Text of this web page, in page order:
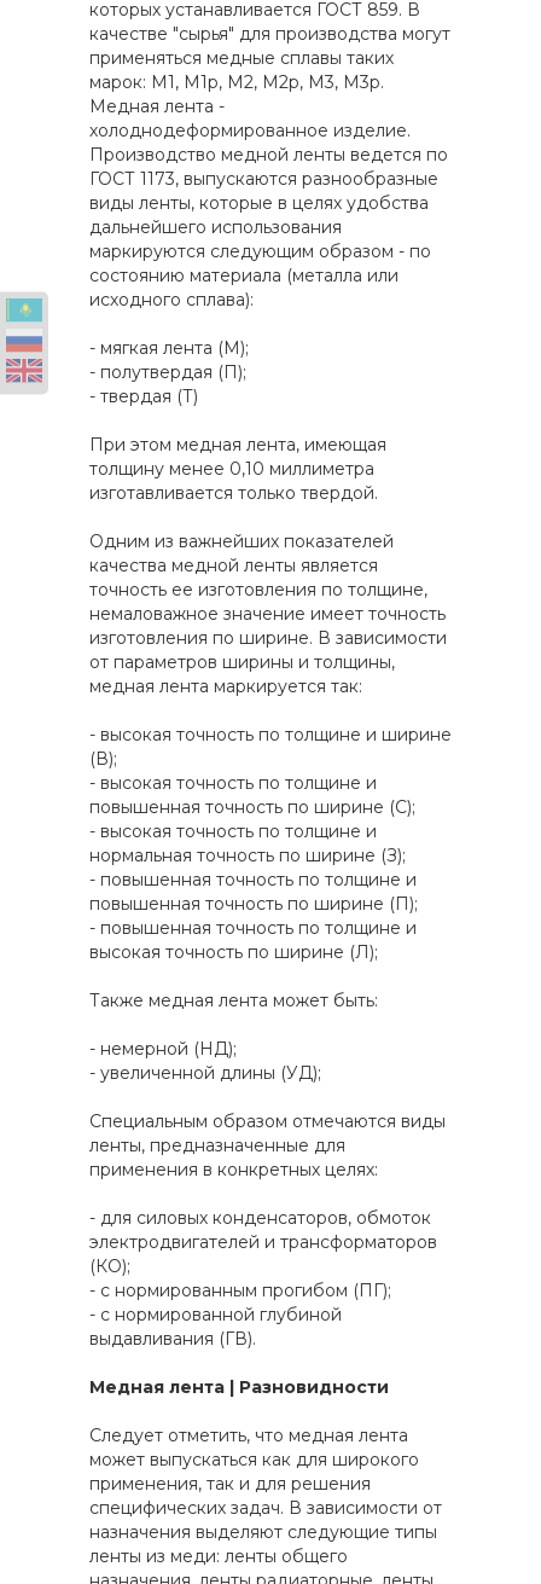
которых устанавливается ГОСТ 859. В
качестве "сырья" для производства могут
применяться медные сплавы таких
марок: M1, M1p, M2, М2р, М3, М3р.
Медная лента -
холоднодеформированное изделие.
Производство медной ленты ведется по
ГОСТ 1173, выпускаются разнообразные
виды ленты, которые в целях удобства
дальнейшего использования
маркируются следующим образом - по
состоянию материала (металла или
исходного сплава):
- мягкая лента (М);
- полутвердая (П);
- твердая (Т)
При этом медная лента, имеющая
толщину менее 0,10 миллиметра
изготавливается только твердой.
Одним из важнейших показателей
качества медной ленты является
точность ее изготовления по толщине,
немаловажное значение имеет точность
изготовления по ширине. В зависимости
от параметров ширины и толщины,
медная лента маркируется так:
- высокая точность по толщине и ширине
(В);
- высокая точность по толщине и
повышенная точность по ширине (С);
- высокая точность по толщине и
нормальная точность по ширине (З);
- повышенная точность по толщине и
повышенная точность по ширине (П);
- повышенная точность по толщине и
высокая точность по ширине (Л);
Также медная лента может быть:
- немерной (НД);
- увеличенной длины (УД);
Специальным образом отмечаются виды
ленты, предназначенные для
применения в конкретных целях:
- для силовых конденсаторов, обмоток
электродвигателей и трансформаторов
(КО);
- с нормированным прогибом (ПГ);
- с нормированной глубиной
выдавливания (ГВ).
Медная лента | Разновидности
Следует отметить, что медная лента
может выпускаться как для широкого
применения, так и для решения
специфических задач. В зависимости от
назначения выделяют следующие типы
ленты из меди: ленты общего